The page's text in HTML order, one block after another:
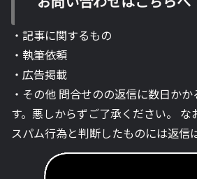
・記事に関するもの
・執筆依頼
・広告掲載
・その他 問合せのの返信に数日か
す。悪しからずご了承ください。 な
スパム行為と判断したものには返信